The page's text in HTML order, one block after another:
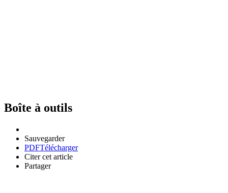
Boîte à outils
Sauvegarder
PDFTélécharger
Citer cet article
Partager